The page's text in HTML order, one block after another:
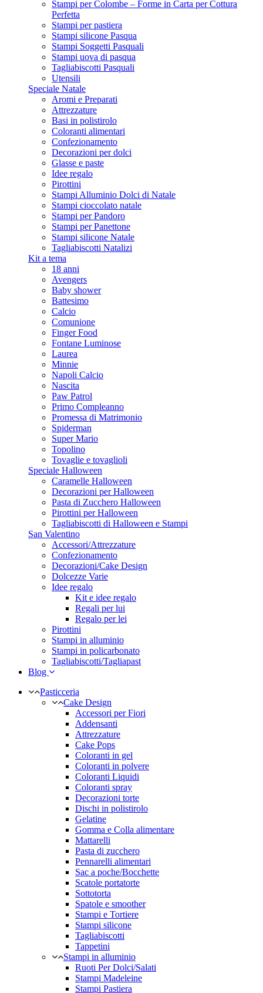
Stampi per Colombe – Forme in Carta per Cottura
Perfetta
Stampi per pastiera
Stampi silicone Pasqua
Stampi Soggetti Pasquali
Stampi uova di pasqua
Tagliabiscotti Pasquali
Utensili
Speciale Natale
Aromi e Preparati
Attrezzature
Basi in polistirolo
Coloranti alimentari
Confezionamento
Decorazioni per dolci
Glasse e paste
Idee regalo
Pirottini
Stampi Alluminio Dolci di Natale
Stampi cioccolato natale
Stampi per Pandoro
Stampi per Panettone
Stampi silicone Natale
Tagliabiscotti Natalizi
Kit a tema
18 anni
Avengers
Baby shower
Battesimo
Calcio
Comunione
Finger Food
Fontane Luminose
Laurea
Minnie
Napoli Calcio
Nascita
Paw Patrol
Primo Compleanno
Promessa di Matrimonio
Spiderman
Super Mario
Topolino
Tovaglie e tovaglioli
Speciale Halloween
Caramelle Halloween
Decorazioni per Halloween
Pasta di Zucchero Halloween
Pirottini per Halloween
Tagliabiscotti di Halloween e Stampi
San Valentino
Accessori/Attrezzature
Confezionamento
Decorazioni/Cake Design
Dolcezze Varie
Idee regalo
Kit e idee regalo
Regali per lui
Regalo per lei
Pirottini
Stampi in alluminio
Stampi in policarbonato
Tagliabiscotti/Tagliapast
Blog
Pasticceria
Cake Design
Accessori per Fiori
Addensanti
Attrezzature
Cake Pops
Coloranti in gel
Coloranti in polvere
Coloranti Liquidi
Coloranti spray
Decorazioni torte
Dischi in polistirolo
Gelatine
Gomma e Colla alimentare
Mattarelli
Pasta di zucchero
Pennarelli alimentari
Sac a poche/Bocchette
Scatole portatorte
Sottotorta
Spatole e smoother
Stampi e Tortiere
Stampi silicone
Tagliabiscotti
Tappetini
Stampi in alluminio
Ruoti Per Dolci/Salati
Stampi Madeleine
Stampi Pastiera